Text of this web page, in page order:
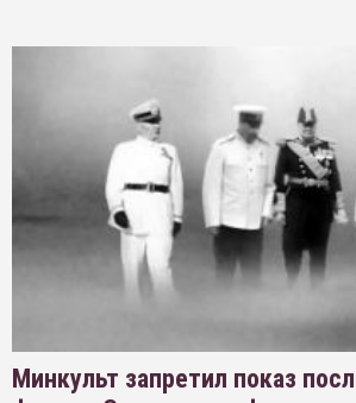
Минкульт запретил показ